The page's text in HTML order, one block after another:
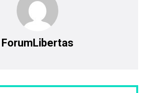
ForumLibertas